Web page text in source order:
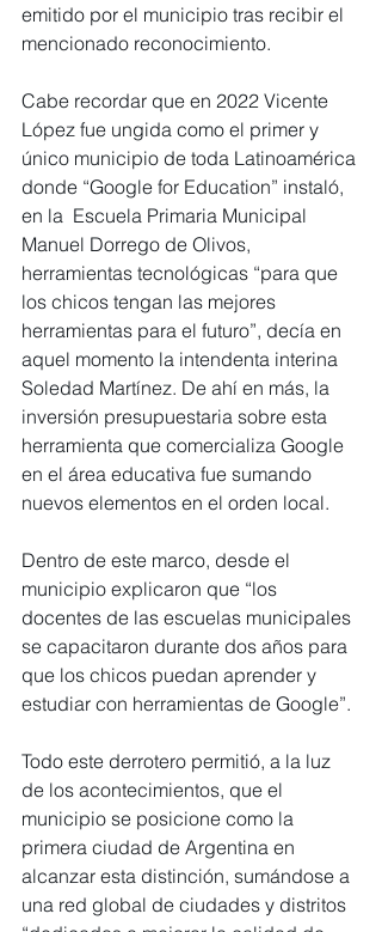
emitido por el municipio tras recibir el
mencionado reconocimiento.
Cabe recordar que en 2022 Vicente
López fue ungida como el primer y
único municipio de toda Latinoamérica
donde “Google for Education” instaló,
en la  Escuela Primaria Municipal
Manuel Dorrego de Olivos,
herramientas tecnológicas “para que
los chicos tengan las mejores
herramientas para el futuro”, decía en
aquel momento la intendenta interina
Soledad Martínez. De ahí en más, la
inversión presupuestaria sobre esta
herramienta que comercializa Google
en el área educativa fue sumando
nuevos elementos en el orden local.
Dentro de este marco, desde el
municipio explicaron que “los
docentes de las escuelas municipales
se capacitaron durante dos años para
que los chicos puedan aprender y
estudiar con herramientas de Google”.
Todo este derrotero permitió, a la luz
de los acontecimientos, que el
municipio se posicione como la
primera ciudad de Argentina en
alcanzar esta distinción, sumándose a
una red global de ciudades y distritos